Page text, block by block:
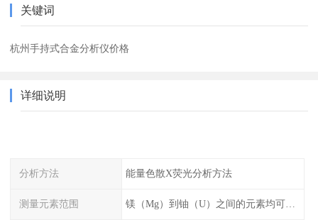
关键词
杭州手持式合金分析仪价格
详细说明
分析方法 能量色散X荧光分析方法
测量元素范围 镁（Mg）到铀（U）之间的元素均可测量